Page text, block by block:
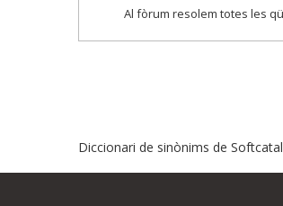
Al fòrum resolem totes les
Diccionari de sinònims de